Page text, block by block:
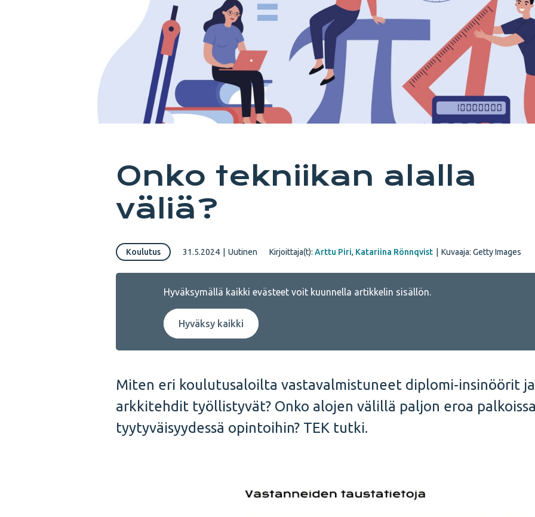
Onko tekniikan alalla
väliä?
Koulutus 31.5.2024 Uutinen Kirjoittaja(t): Arttu Piri, Katariina Rönnqvist Kuvaaja: Getty Images
Hyväksymällä kaikki evästeet voit kuunnella artikkelin sisällön.
Hyväksy kaikki
Miten eri koulutusaloilta vastavalmistuneet diplomi-insinöörit ja
arkkitehdit työllistyvät? Onko alojen välillä paljon eroa
tyytyväisyydessä opintoihin? TEK tutki.